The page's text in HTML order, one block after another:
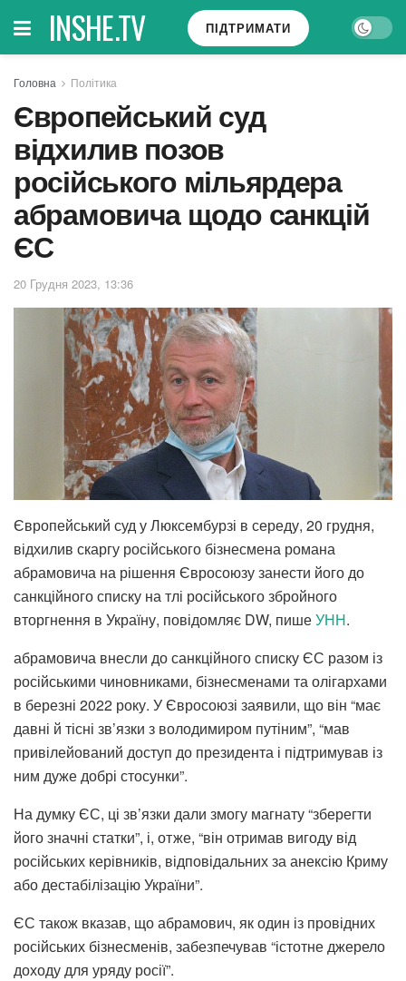
INSHE.TV ПІДТРИМАТИ
Головна Політика
Європейський суд
відхилив позов
російського мільярдера
абрамовича щодо санкцій
ЄС
20 Грудня 2023, 13:36
Європейський суд у Люксембурзі в середу, 20 грудня,
відхилив скаргу російського бізнесмена романа
абрамовича на рішення Євросоюзу занести його до
санкційного списку на тлі російського збройного
вторгнення в Україну, повідомляє DW, пишеУНН.
абрамовича внесли до санкційного списку ЄС разом із
російськими чиновниками, бізнесменами та олігархами
в березні 2022 року. У Євросоюзі заявили, що він “має
давні й тісні зв’язки з володимиром путіним”, “мав
привілейований доступ до президента і підтримував із
ним дуже добрі стосунки”.
На думку ЄС, ці зв’язки дали змогу магнату “зберегти
його значні статки”, і, отже, “він отримав вигоду від
російських керівників, відповідальних за анексію Криму
або дестабілізацію України”.
ЄС також вказав, що абрамович, як один із провідних
російських бізнесменів, забезпечував “істотне джерело
доходу для уряду росії”.